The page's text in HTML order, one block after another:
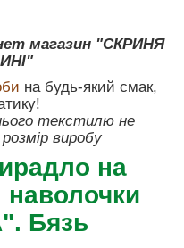
магазин "СКРИНЯ
на будь-який смак,
текстилю не
виробу
на
наволочки
Бязь